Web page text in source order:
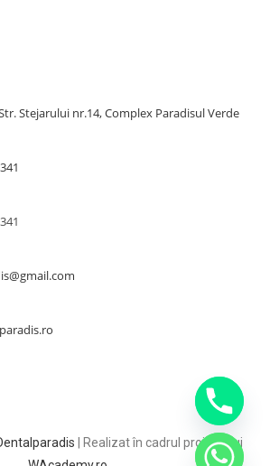
Stejarului nr.14, Complex Paradisul Verde
| Realizat în cadrul proiectului